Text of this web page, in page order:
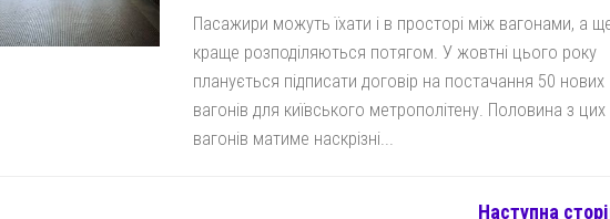
Пасажири можуть їхати і в просторі між вагонами, а
краще розподіляються потягом. У жовтні цього року
планується підписати договір на постачання 50 нових
вагонів для київського метрополітену. Половина з цих
вагонів матиме наскрізні...
Наступна